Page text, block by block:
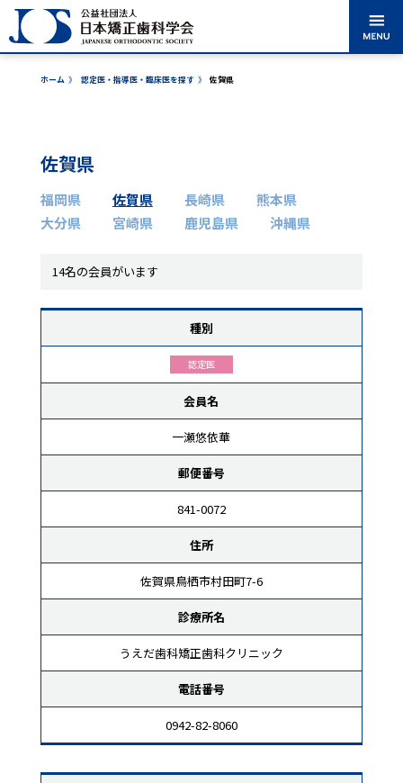
医・指導医・臨床医
を探す
各委員会からの
お知らせ
ホーム 》 認定医・指導医・臨床医を探す 》 佐賀県
佐賀県
福岡県 佐賀県 長崎県
熊本県
大分県
宮崎県 鹿児島県 沖縄県
14名の会員がいます
種別
認定医
会員名
一瀬悠依華
郵便番号
841-0072
住所
佐賀県鳥栖市村田町7-6
診療所名
うえだ歯科矯正歯科クリニック
電話番号
0942-82-8060